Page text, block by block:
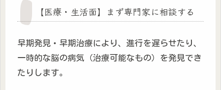
【医療・生活面】まず専門家に相談する
早期発見・早期治療により、進行を遅らせたり、
一時的な脳の病気（治療可能なもの）を発見でき
たりします。